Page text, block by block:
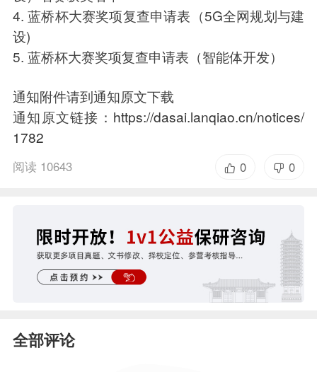
4. 蓝桥杯大赛奖项复查申请表（5G全网规划与建
设)
5. 蓝桥杯大赛奖项复查申请表（智能体开发）
通知附件请到通知原文下载
通知原文链接： https://dasai.lanqiao.cn/notices/
1782
阅读 10643 0
0
全部评论